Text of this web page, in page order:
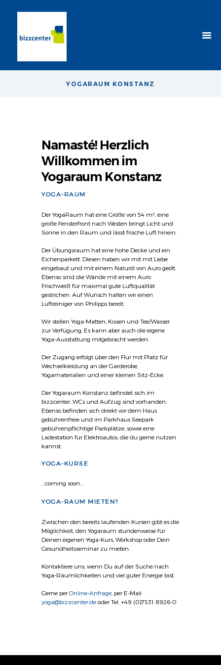
YOGARAUM KONSTANZ
Namasté! Herzlich
Willkommen im
Yogaraum Konstanz
YOGA-RAUM
Der YogaRaum hat eine Größe von 54 m², eine
große Fensterfront nach Westen bringt Licht und
Sonne in den Raum und lässt frische Luft hinein.
Der Übungsraum hat eine hohe Decke und ein
Eichenparkett. Diesen haben wir mit mit Liebe
eingebaut und mit einem Naturöl von Auro geölt.
Ebenso sind die Wände mit einem Auro
Frischweiß für maximal gute Luftqualität
gestrichen. Auf Wunsch halten wir einen
Luftreiniger von Philipps bereit.
Wir stellen Yoga-Matten, Kissen und Tee/Wasser
zur Verfügung. Es kann aber auch die eigene
Yoga-Ausstattung mitgebracht werden.
Der Zugang erfolgt über den Flur mit Platz für
Wechselkleidung an der Garderobe,
Yogamaterialien und einer kleinen Sitz-Ecke.
Der Yogaraum Konstanz befindet sich im
bizzcenter. WCs und Aufzug sind vorhanden.
Ebenso befinden sich direkt vor dem Haus
gebührenfreie und im Parkhaus Seepark
gebührenpflichtige Parkplätze, sowie eine
Ladestation für Elektroautos, die du gerne nutzen
kannst.
YOGA-KURSE
…coming soon…
YOGA-RAUM MIETEN?
Zwischen den bereits laufenden Kursen gibt es die
Möglichkeit, den Yogaraum stundenweise für
Deinen eigenen Yoga-Kurs, Workshop oder Dein
Gesundheitsseminar zu mieten.
Kontaktiere uns, wenn Du auf der Suche nach
Yoga-Räumlichkeiten und viel guter Energie bist.
Gerne perOnline-Anfrage , per E-Mail
yoga@bizzcenter.de oder Tel. +49 (0)7531 8926-0